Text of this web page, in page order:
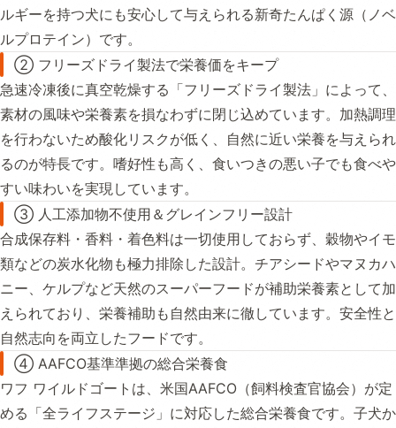
ルギーを持つ犬にも安心して与えられる新奇たんぱく源（ノベ
ルプロテイン）です。
② フリーズドライ製法で栄養価をキープ
急速冷凍後に真空乾燥する「フリーズドライ製法」によって、
素材の風味や栄養素を損なわずに閉じ込めています。加熱調理
を行わないため酸化リスクが低く、自然に近い栄養を与えられ
るのが特長です。嗜好性も高く、食いつきの悪い子でも食べや
すい味わいを実現しています。
③ 人工添加物不使用＆グレインフリー設計
合成保存料・香料・着色料は一切使用しておらず、穀物やイモ
類などの炭水化物も極力排除した設計。チアシードやマヌカハ
ニー、ケルプなど天然のスーパーフードが補助栄養素として加
えられており、栄養補助も自然由来に徹しています。安全性と
自然志向を両立したフードです。
④ AAFCO基準準拠の総合栄養食
ワフ ワイルドゴートは、米国AAFCO（飼料検査官協会）が定
める「全ライフステージ」に対応した総合栄養食です。子犬か